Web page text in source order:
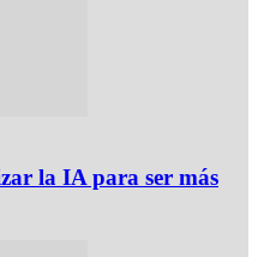
la IA para ser más